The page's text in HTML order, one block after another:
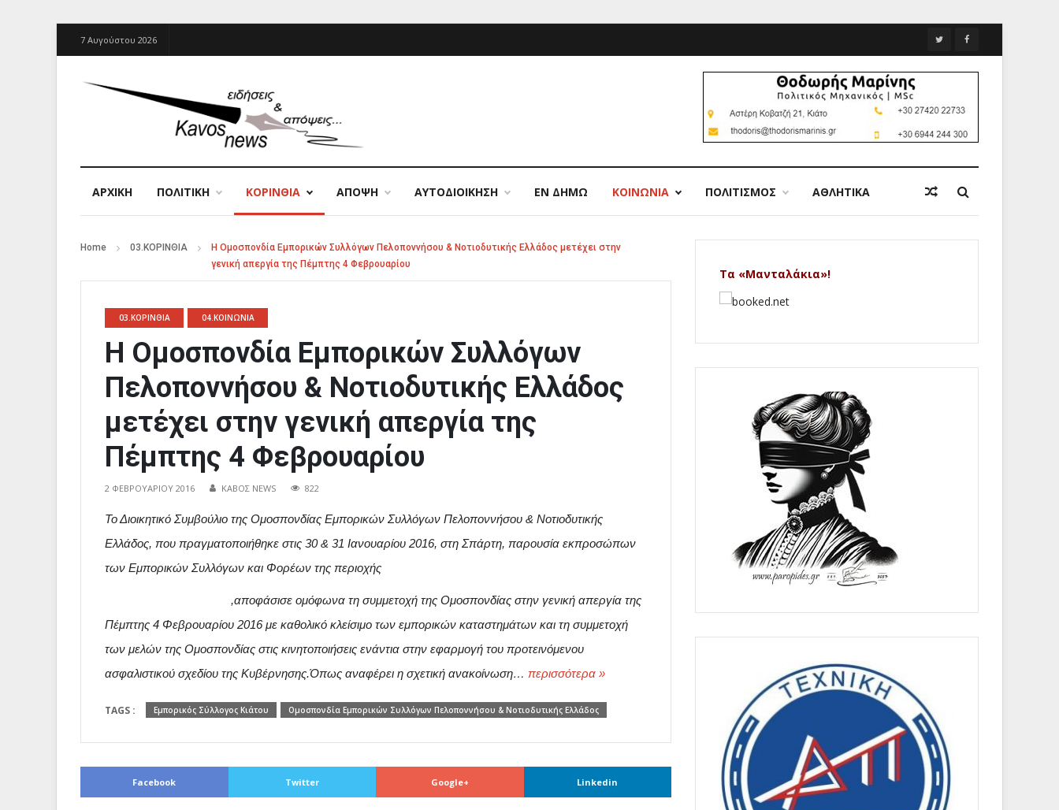
7 Αυγούστου 2026
ΑΡΧΙΚΉ ΠΟΛΙΤΙΚΗ ΚΟΡΙΝΘΙΑ ΑΠΟΨΗ ΑΥΤΟΔΙΟΙΚΗΣΗ ΕΝ ΔΗΜΩ ΚΟΙΝΩΝΙΑ ΠΟΛΙΤΙΣΜΟΣ ΑΘΛΗΤΙΚΑ
Home 03.ΚΟΡΙΝΘΙΑ
Η Ομοσπονδία Εμπορικών Συλλόγων Πελοποννήσου & Νοτιοδυτικής Ελλάδος μετέχει στην
γενική απεργία της Πέμπτης 4 Φεβρουαρίου
03.ΚΟΡΙΝΘΙΑ 04.ΚΟΙΝΩΝΙΑ
Η Ομοσπονδία Εμπορικών Συλλόγων
Πελοποννήσου & Νοτιοδυτικής Ελλάδος
μετέχει στην γενική απεργία της
Πέμπτης 4 Φεβρουαρίου
2 ΦΕΒΡΟΥΑΡΊΟΥ 2016 ΚΑΒΟΣ NEWS 822
Το Διοικητικό Συμβούλιο της Ομοσπονδίας Εμπορικών Συλλόγων Πελοποννήσου & Νοτιοδυτικής
Ελλάδος, που πραγματοποιήθηκε στις 30 & 31 Ιανουαρίου 2016, στη Σπάρτη, παρουσία εκπροσώπων
των Εμπορικών Συλλόγων και Φορέων της περιοχής
,αποφάσισε ομόφωνα τη συμμετοχή της Ομοσπονδίας στην γενική απεργία της
Πέμπτης 4 Φεβρουαρίου 2016 με καθολικό κλείσιμο των εμπορικών καταστημάτων και τη συμμετοχή
των μελών της Ομοσπονδίας στις κινητοποιήσεις ενάντια στην εφαρμογή του προτεινόμενου
ασφαλιστικού σχεδίου της Κυβέρνησης.Όπως αναφέρει η σχετική ανακοίνωση… περισσότερα »
TAGS : Εμπορικός Σύλλογος Κιάτου Ομοσπονδία Εμπορικών Συλλόγων Πελοποννήσου & Νοτιοδυτικής Ελλάδος
Facebook Twitter Google+ Linkedin
Τα «Μανταλάκια»!